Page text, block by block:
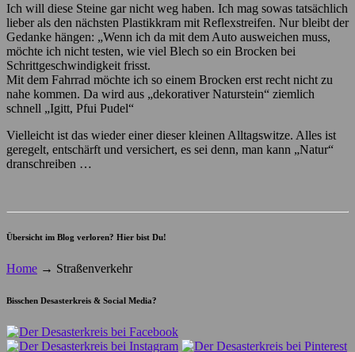
Ich will diese Steine gar nicht weg haben. Ich mag sowas tatsächlich
lieber als den nächsten Plastikkram mit Reflexstreifen. Nur bleibt der
Gedanke hängen: „Wenn ich da mit dem Auto ausweichen muss,
möchte ich nicht testen, wie viel Blech so ein Brocken bei
Schrittgeschwindigkeit frisst.
Mit dem Fahrrad möchte ich so einem Brocken erst recht nicht zu
nahe kommen. Da wird aus „dekorativer Naturstein“ ziemlich
schnell „Igitt, Pfui Pudel“
Vielleicht ist das wieder einer dieser kleinen Alltagswitze. Alles ist
geregelt, entschärft und versichert, es sei denn, man kann „Natur“
dranschreiben …
Übersicht im Blog verloren? Hier bist Du!
Home → Straßenverkehr
Bisschen Desasterkreis & Social Media?